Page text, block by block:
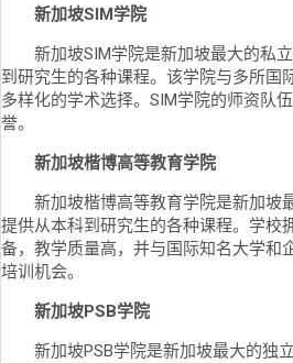
新加坡SIM学院
新加坡SIM学院是新加坡最大的私立
到研究生的各种课程。该学院与多所国
多样化的学术选择。SIM学院的师资队
誉。
新加坡楷博高等教育学院
新加坡楷博高等教育学院是新加坡最
提供从本科到研究生的各种课程。学校
备，教学质量高，并与国际知名大学和
培训机会。
新加坡PSB学院
新加坡PSB学院是新加坡最大的独